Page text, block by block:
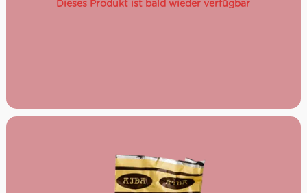
Dieses Produkt ist bald wieder verfügbar